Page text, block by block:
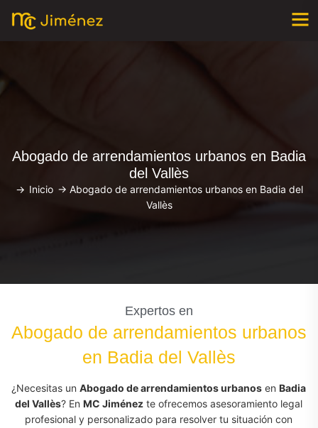
Abogado de arrendamientos urbanos en Badia
del Vallès
-> Inicio -> Abogado de arrendamientos urbanos en Badia del
Vallès
Expertos en
Abogado de arrendamientos urbanos
en Badia del Vallès
¿Necesitas unAbogado de arrendamientos urbanos enBadia
del Vallès? EnMC Jiménez te ofrecemos asesoramiento legal
profesional y personalizado para resolver tu situación con